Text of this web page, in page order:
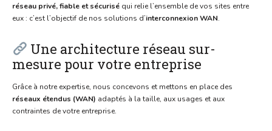
réseau privé, fiable et sécurisé qui relie l’ensemble de vos sites entre
eux : c’est l’objectif de nos solutions d’interconnexion WAN.
Une architecture réseau sur-
mesure pour votre entreprise
Grâce à notre expertise, nous concevons et mettons en place des
réseaux étendus (WAN) adaptés à la taille, aux usages et aux
contraintes de votre entreprise.